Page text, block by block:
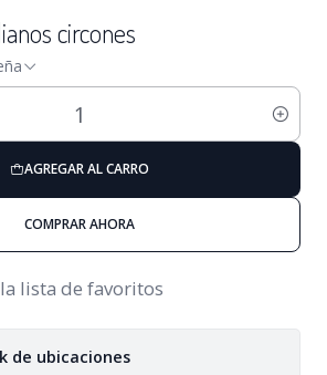
circones
AGREGAR AL CARRO
COMPRAR AHORA
lista de favoritos
de ubicaciones